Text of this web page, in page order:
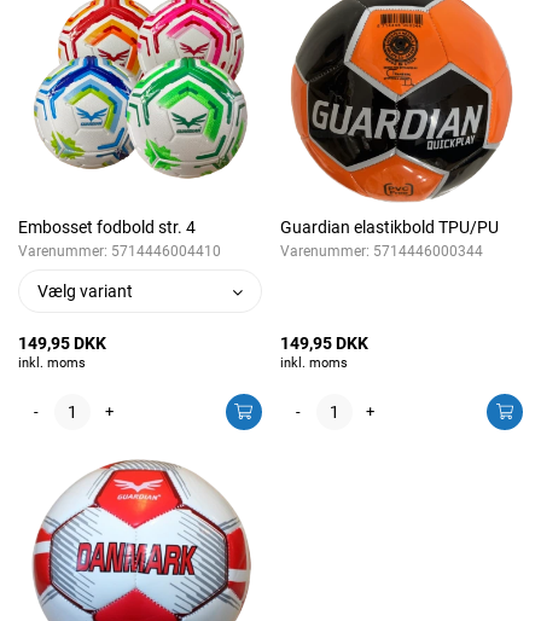
Embosset fodbold str. 4
Varenummer: 5714446004410
Vælg variant
149,95 DKK
inkl. moms
- +
Guardian elastikbold TPU/PU
Varenummer: 5714446000344
149,95 DKK
inkl. moms
- +